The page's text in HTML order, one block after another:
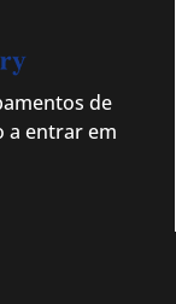
de
a entrar em